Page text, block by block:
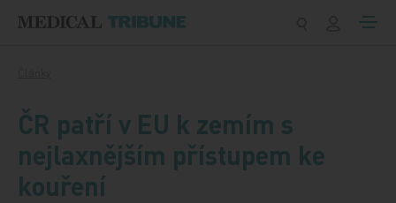
ČR patří v EU k zemím s
nejlaxnějším přístupem ke
kouření